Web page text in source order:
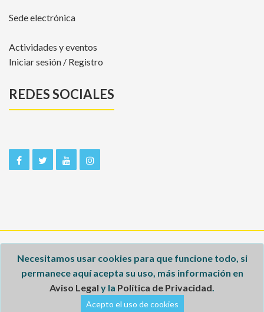
Sede electrónica
Actividades y eventos
Iniciar sesión / Registro
REDES SOCIALES
Inicio
Aviso legal
Política de privacidad
Necesitamos usar cookies para que funcione todo, si
permanece aquí acepta su uso, más información en
Aviso Legal y la Política de Privacidad.
Acepto el uso de cookies